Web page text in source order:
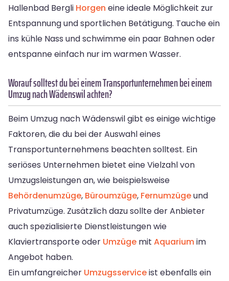
Hallenbad Bergli Horgen eine ideale Möglichkeit zur
Entspannung und sportlichen Betätigung. Tauche ein
ins kühle Nass und schwimme ein paar Bahnen oder
entspanne einfach nur im warmen Wasser.
Worauf solltest du bei einem Transportunternehmen bei einem
Umzug nach Wädenswil achten?
Beim Umzug nach Wädenswil gibt es einige wichtige
Faktoren, die du bei der Auswahl eines
Transportunternehmens beachten solltest. Ein
seriöses Unternehmen bietet eine Vielzahl von
Umzugsleistungen an, wie beispielsweise
Behördenumzüge, Büroumzüge, Fernumzügeund
Privatumzüge. Zusätzlich dazu sollte der Anbieter
auch spezialisierte Dienstleistungen wie
Klaviertransporte oder Umzüge mit Aquariumim
Angebot haben.
Ein umfangreicher Umzugsserviceist ebenfalls ein